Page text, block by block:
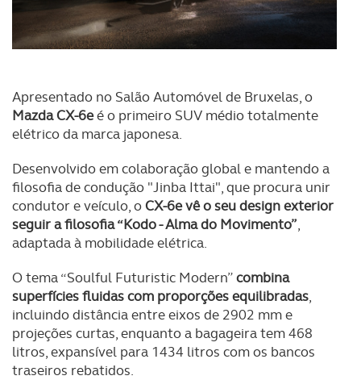
Apresentado no Salão Automóvel de Bruxelas, o
Mazda CX-6eé o primeiro SUV médio totalmente
elétrico da marca japonesa.
Desenvolvido em colaboração global e mantendo a
filosofia de condução "Jinba Ittai", que procura unir
condutor e veículo, oCX-6e vê o seu design exterior
seguir a filosofia “Kodo - Alma do Movimento”,
adaptada à mobilidade elétrica.
O tema “Soulful Futuristic Modern”combina
superfícies fluidas com proporções equilibradas,
incluindo distância entre eixos de 2902 mm e
projeções curtas, enquanto a bagageira tem 468
litros, expansível para 1434 litros com os bancos
traseiros rebatidos.